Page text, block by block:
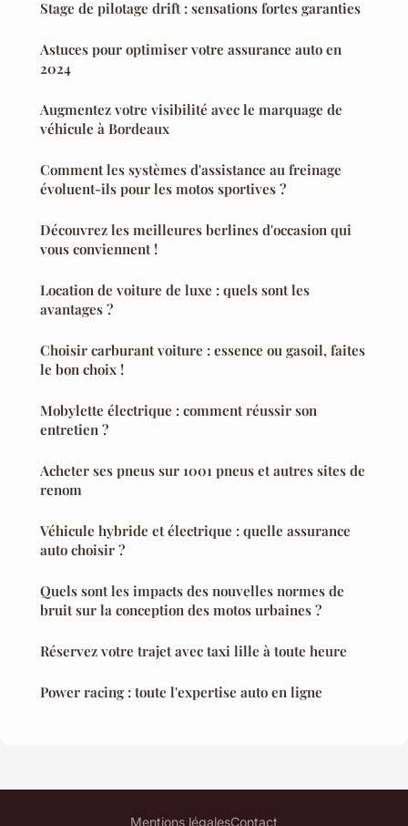
Stage de pilotage drift : sensations fortes garanties
Astuces pour optimiser votre assurance auto en
2024
Augmentez votre visibilité avec le marquage de
véhicule à Bordeaux
Comment les systèmes d'assistance au freinage
évoluent-ils pour les motos sportives ?
Découvrez les meilleures berlines d'occasion qui
vous conviennent !
Location de voiture de luxe : quels sont les
avantages ?
Choisir carburant voiture : essence ou gasoil, faites
le bon choix !
Mobylette électrique : comment réussir son
entretien ?
Acheter ses pneus sur 1001 pneus et autres sites de
renom
Véhicule hybride et électrique : quelle assurance
auto choisir ?
Quels sont les impacts des nouvelles normes de
bruit sur la conception des motos urbaines ?
Réservez votre trajet avec taxi lille à toute heure
Power racing : toute l'expertise auto en ligne
Mentions légalesContact